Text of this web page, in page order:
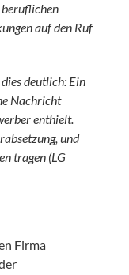
auf den Ruf
deutlich: Ein
Nachricht
enthielt.
und
tragen (LG
Firma